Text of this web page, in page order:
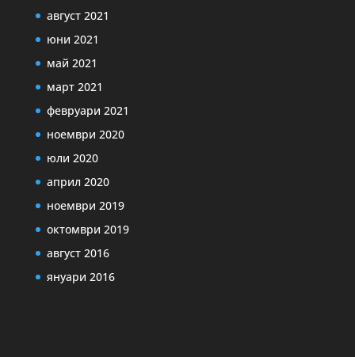
август 2021
юни 2021
май 2021
март 2021
февруари 2021
ноември 2020
юли 2020
април 2020
ноември 2019
октомври 2019
август 2016
януари 2016